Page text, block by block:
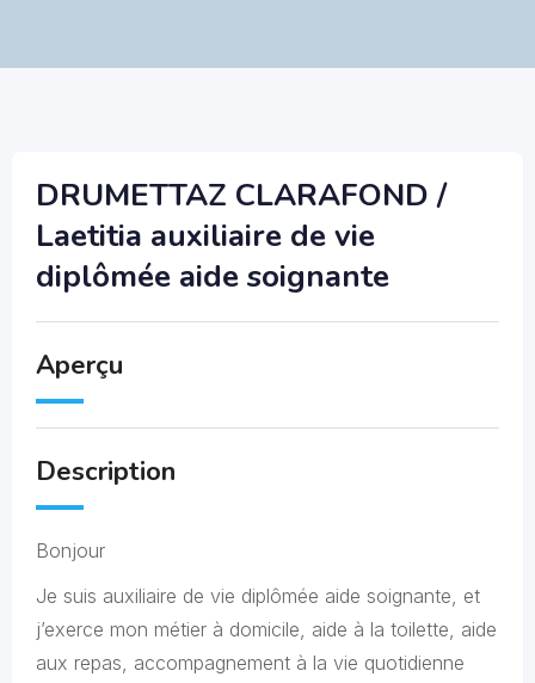
DRUMETTAZ CLARAFOND /
Laetitia auxiliaire de vie
diplômée aide soignante
Aperçu
Description
Bonjour
Je suis auxiliaire de vie diplômée aide soignante, et
j’exerce mon métier à domicile, aide à la toilette, aide
aux repas, accompagnement à la vie quotidienne